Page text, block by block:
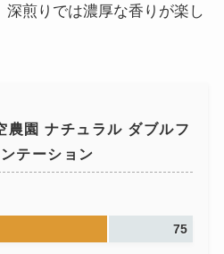
煎りでは濃厚な香りが楽し
農園 ナチュラル ダブルフ
テーション
75